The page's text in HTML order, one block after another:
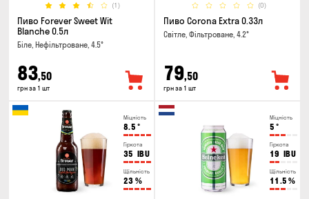
(1)
Пиво Forever Sweet Wit
Blanche 0.5л
Біле, Нефільтроване, 4.5°
83,50
грн за 1 шт
(0)
Пиво Corona Extra 0.33л
Світле, Фільтроване, 4.2°
79,50
грн за 1 шт
Міцність
8.5 °
Гіркота
35 IBU
Щільність
23 %
Міцність
5 °
Гіркота
19 IBU
Щільність
11.5 %